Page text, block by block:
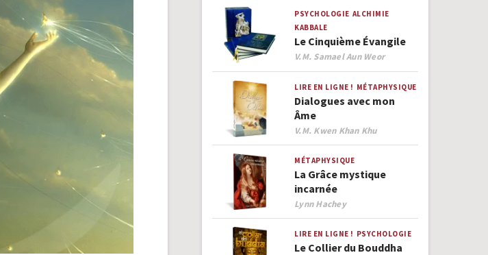
PSYCHOLOGIE ALCHIMIE
KABBALE
Le Cinquième Évangile
Author
V.M. Samael Aun Weor
LIRE EN LIGNE ! MÉTAPHYSIQUE
Dialogues avec mon
Âme
Author
V.M. Kwen Khan Khu
MÉTAPHYSIQUE
La Grâce mystique
incarnée
Author
Lynn Hachey
LIRE EN LIGNE ! PSYCHOLOGIE
Le Collier du Bouddha